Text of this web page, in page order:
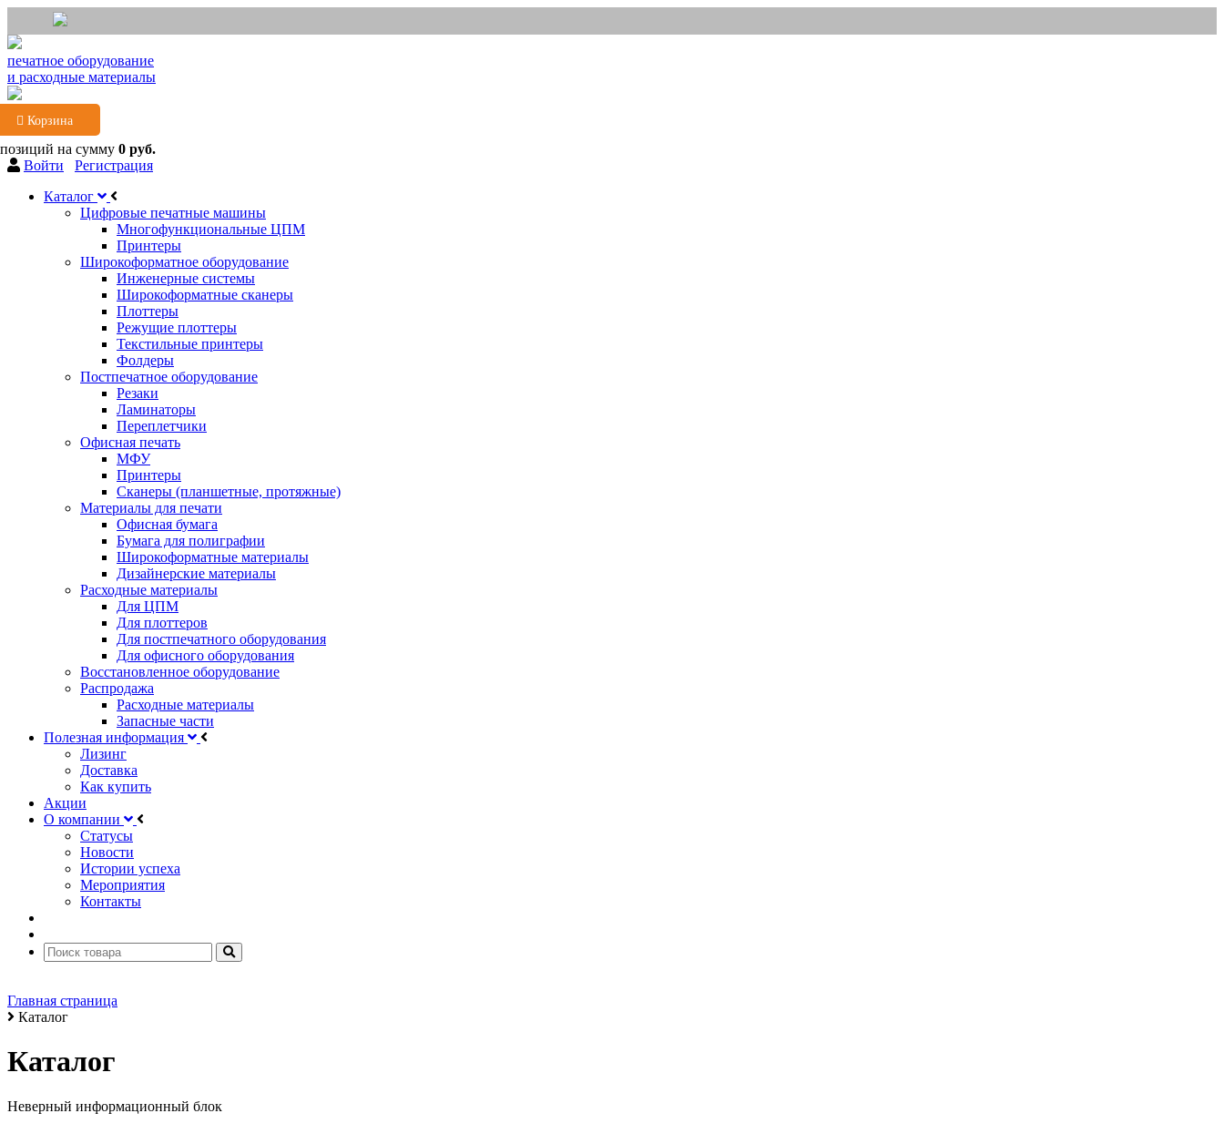
печатное оборудование
и расходные материалы
Корзина
на сумму 0 руб.
Войти
Регистрация
Каталог
Цифровые печатные машины
Многофункциональные ЦПМ
Принтеры
Широкоформатное оборудование
Инженерные системы
Широкоформатные сканеры
Плоттеры
Режущие плоттеры
Текстильные принтеры
Фолдеры
Постпечатное оборудование
Резаки
Ламинаторы
Переплетчики
Офисная печать
МФУ
Принтеры
Сканеры (планшетные, протяжные)
Материалы для печати
Офисная бумага
Бумага для полиграфии
Широкоформатные материалы
Дизайнерские материалы
Расходные материалы
Для ЦПМ
Для плоттеров
Для постпечатного оборудования
Для офисного оборудования
Восстановленное оборудование
Распродажа
Расходные материалы
Запасные части
Полезная информация
Лизинг
Доставка
Как купить
Акции
О компании
Статусы
Новости
Истории успеха
Мероприятия
Контакты
Главная страница
Каталог
Каталог
Неверный информационный блок